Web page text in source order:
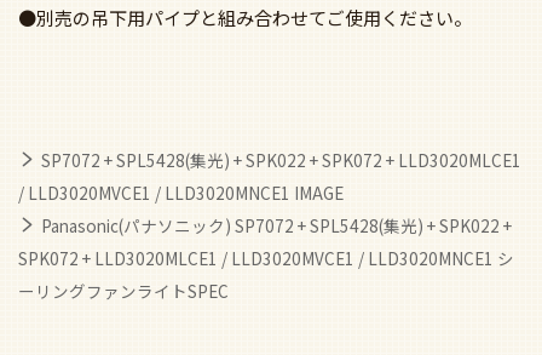
●別売の吊下用パイプと組み合わせてご使用ください。
SP7072 + SPL5428(集光) + SPK022 + SPK072 + LLD3020MLCE1
/ LLD3020MVCE1 / LLD3020MNCE1 IMAGE
Panasonic(パナソニック) SP7072 + SPL5428(集光) + SPK022 +
SPK072 + LLD3020MLCE1 / LLD3020MVCE1 / LLD3020MNCE1 シ
ーリングファンライトSPEC